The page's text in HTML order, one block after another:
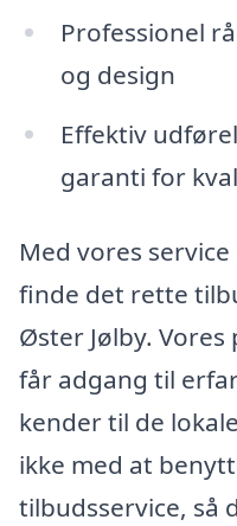
Professionel
og design
Effektiv
garanti for
Med vores
finde det rette
Øster Jølby.
får adgang til
kender til de
ikke med at
tilbudsservice, så